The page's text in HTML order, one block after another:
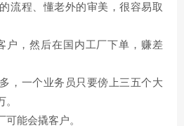
流程、懂老外的审美，很容易取
户，然后在国内工厂下单，赚差
，一个业务员只要傍上三五个大
能会撬客户。